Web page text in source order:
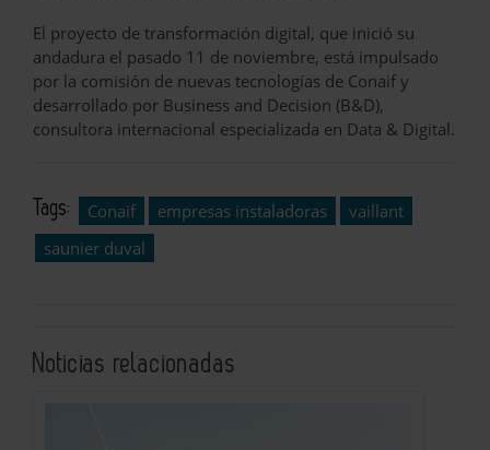
El proyecto de transformación digital, que inició su
andadura el pasado 11 de noviembre, está impulsado
por la comisión de nuevas tecnologías de Conaif y
desarrollado por Business and Decision (B&D),
consultora internacional especializada en Data & Digital.
Tags: Conaif empresas instaladoras
vaillant
saunier duval
Noticias relacionadas